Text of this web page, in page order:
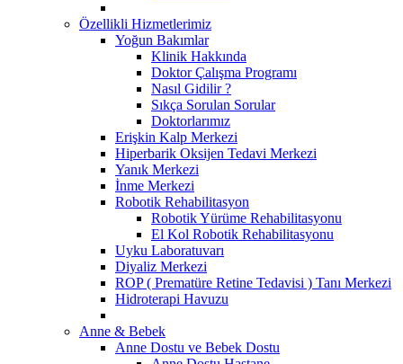
Özellikli Hizmetlerimiz
Yoğun Bakımlar
Klinik Hakkında
Doktor Çalışma Programı
Nasıl Gidilir ?
Sıkça Sorulan Sorular
Doktorlarımız
Erişkin Kalp Merkezi
Hiperbarik Oksijen Tedavi Merkezi
Yanık Merkezi
İnme Merkezi
Robotik Rehabilitasyon
Robotik Yürüme Rehabilitasyonu
El Kol Robotik Rehabilitasyonu
Uyku Laboratuvarı
Diyaliz Merkezi
ROP ( Prematüre Retine Tedavisi ) Tanı Merkezi
Hidroterapi Havuzu
Anne & Bebek
Anne Dostu ve Bebek Dostu